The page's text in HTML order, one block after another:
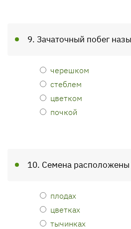
9. Зачаточный побег
черешком
стеблем
цветком
почкой
10. Семена расположены
плодах
цветках
тычинках